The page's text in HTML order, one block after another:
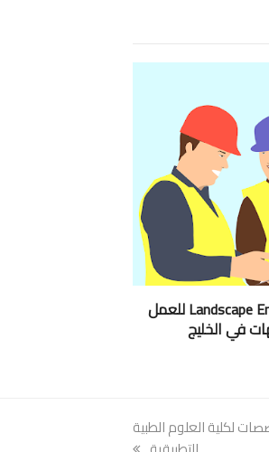
مطلوب Landscape Engineer للعمل
في الخليج
لكلية العلوم الطبية